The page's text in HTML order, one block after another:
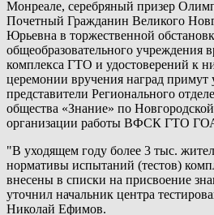
Монреале, серебряный призер
Почетный Гражданин Великого
Юрьевна в торжественной
общеобразовательного учреждения
комплекса ГТО и удостоверений к
церемонии вручения наград примут
представители Регионального
общества «Знание» по
организации работы ВФСК ГТО
"В уходящем году более 3 тыс.
нормативы испытаний (тестов)
внесены в списки на присвоение
уточнил начальник центра
Николай Ефимов.